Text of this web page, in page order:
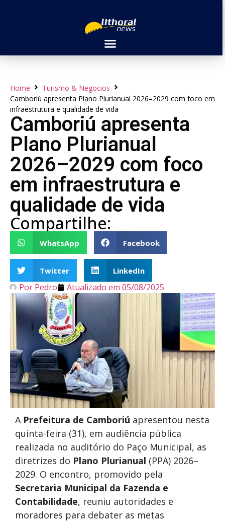
Home
Turismo & Negocios
Camboriú apresenta Plano Plurianual 2026–2029 com foco em
infraestrutura e qualidade de vida
Camboriú apresenta
Plano Plurianual
2026–2029 com foco
em infraestrutura e
qualidade de vida
Compartilhe:
WhatsApp Facebook
Twitter LinkedIn
Por Pedro Atualizado em 05/08/2025
A Prefeitura de Camboriú apresentou nesta
quinta-feira (31), em audiência pública
realizada no auditório do Paço Municipal, as
diretrizes do Plano Plurianual (PPA) 2026–
2029. O encontro, promovido pela
Secretaria Municipal da Fazenda e
Contabilidade, reuniu autoridades e
moradores para debater as metas